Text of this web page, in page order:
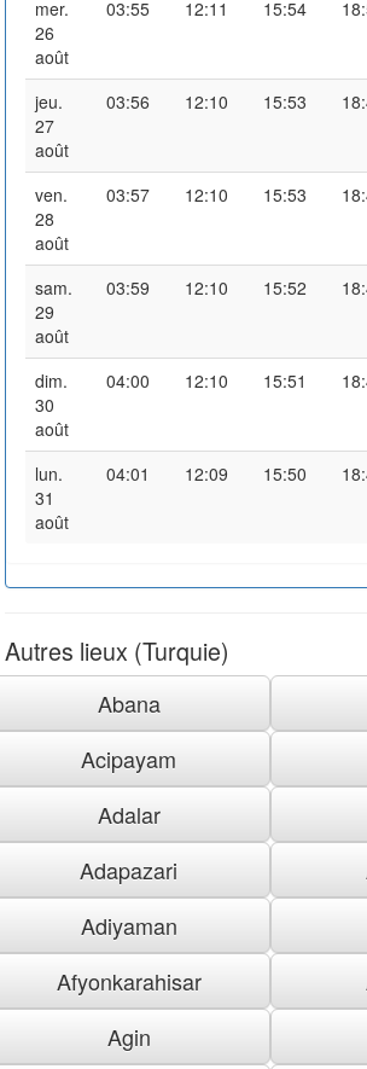
mer.
26
août
03:55 12:11 15:54
jeu.
27
août
03:56 12:10 15:53
ven.
28
août
03:57 12:10 15:53
sam.
29
août
03:59 12:10 15:52
dim.
30
août
04:00 12:10 15:51
lun.
31
août
04:01 12:09 15:50
Autres lieux (Turquie)
Abana
Acipayam
Adalar
Adapazari
Adiyaman
Afyonkarahisar
Agin